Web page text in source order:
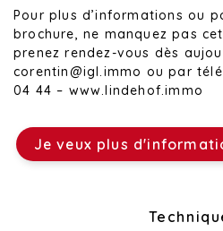
Pour plus d’informations ou
brochure, ne manquez pas
prenez rendez-vous dès
corentin@igl.immo ou par
04 44 – www.lindehof.immo
Je veux plus